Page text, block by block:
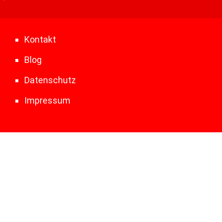
Kontakt
Blog
Datenschutz
Impressum